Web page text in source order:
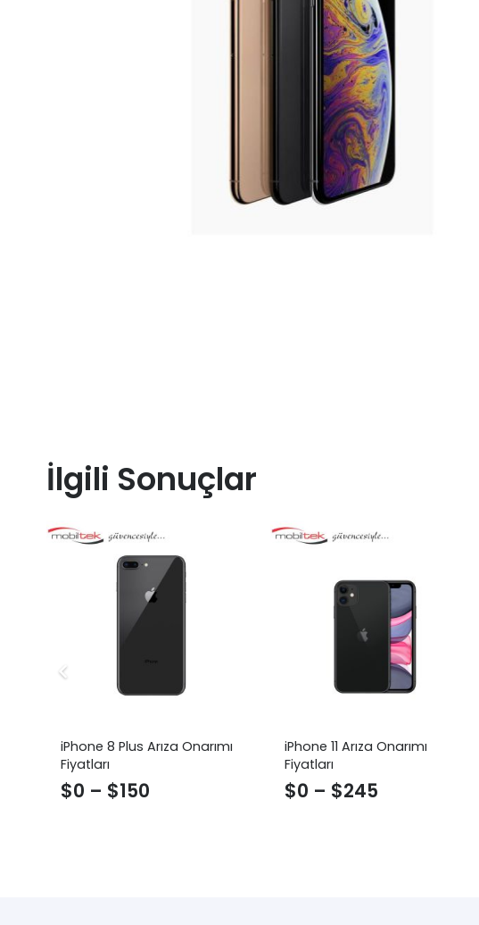
İlgili Sonuçlar
iPhone 8 Plus Arıza Onarımı
Fiyatları
$0 – $150
iPhone 11 Arıza Onarımı
Fiyatları
$0 – $245